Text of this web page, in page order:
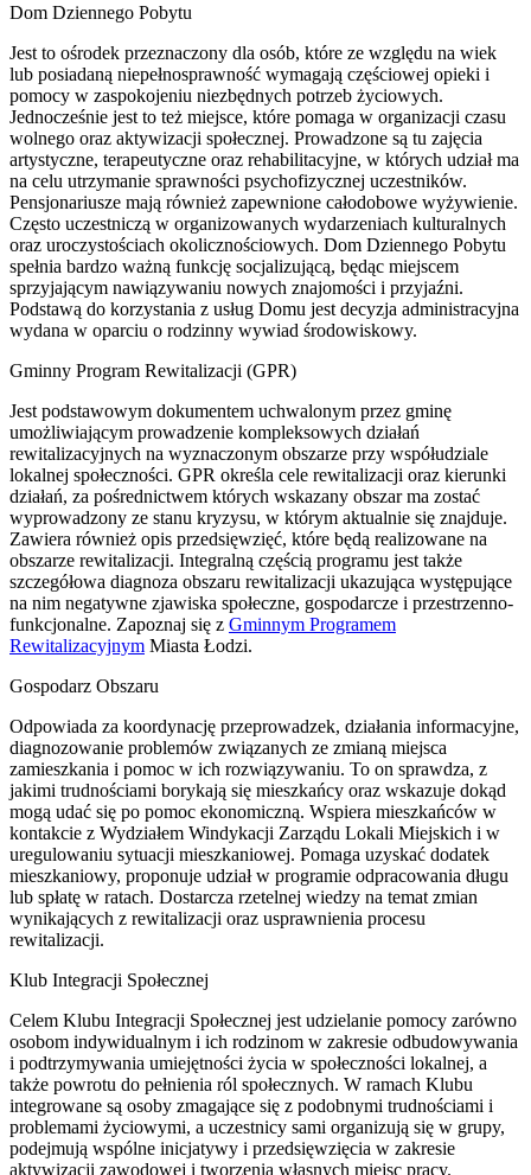
Dom Dziennego Pobytu
Jest to ośrodek przeznaczony dla osób, które ze względu na wiek
lub posiadaną niepełnosprawność wymagają częściowej opieki i
pomocy w zaspokojeniu niezbędnych potrzeb życiowych.
Jednocześnie jest to też miejsce, które pomaga w organizacji czasu
wolnego oraz aktywizacji społecznej. Prowadzone są tu zajęcia
artystyczne, terapeutyczne oraz rehabilitacyjne, w których udział ma
na celu utrzymanie sprawności psychofizycznej uczestników.
Pensjonariusze mają również zapewnione całodobowe wyżywienie.
Często uczestniczą w organizowanych wydarzeniach kulturalnych
oraz uroczystościach okolicznościowych. Dom Dziennego Pobytu
spełnia bardzo ważną funkcję socjalizującą, będąc miejscem
sprzyjającym nawiązywaniu nowych znajomości i przyjaźni.
Podstawą do korzystania z usług Domu jest decyzja administracyjna
wydana w oparciu o rodzinny wywiad środowiskowy.
Gminny Program Rewitalizacji (GPR)
Jest podstawowym dokumentem uchwalonym przez gminę
umożliwiającym prowadzenie kompleksowych działań
rewitalizacyjnych na wyznaczonym obszarze przy współudziale
lokalnej społeczności. GPR określa cele rewitalizacji oraz kierunki
działań, za pośrednictwem których wskazany obszar ma zostać
wyprowadzony ze stanu kryzysu, w którym aktualnie się znajduje.
Zawiera również opis przedsięwzięć, które będą realizowane na
obszarze rewitalizacji. Integralną częścią programu jest także
szczegółowa diagnoza obszaru rewitalizacji ukazująca występujące
na nim negatywne zjawiska społeczne, gospodarcze i przestrzenno-
funkcjonalne. Zapoznaj się z Gminnym Programem
Rewitalizacyjnym Miasta Łodzi.
Gospodarz Obszaru
Odpowiada za koordynację przeprowadzek, działania informacyjne,
diagnozowanie problemów związanych ze zmianą miejsca
zamieszkania i pomoc w ich rozwiązywaniu. To on sprawdza, z
jakimi trudnościami borykają się mieszkańcy oraz wskazuje dokąd
mogą udać się po pomoc ekonomiczną. Wspiera mieszkańców w
kontakcie z Wydziałem Windykacji Zarządu Lokali Miejskich i w
uregulowaniu sytuacji mieszkaniowej. Pomaga uzyskać dodatek
mieszkaniowy, proponuje udział w programie odpracowania długu
lub spłatę w ratach. Dostarcza rzetelnej wiedzy na temat zmian
wynikających z rewitalizacji oraz usprawnienia procesu
rewitalizacji.
Klub Integracji Społecznej
Celem Klubu Integracji Społecznej jest udzielanie pomocy zarówno
osobom indywidualnym i ich rodzinom w zakresie odbudowywania
i podtrzymywania umiejętności życia w społeczności lokalnej, a
także powrotu do pełnienia ról społecznych. W ramach Klubu
integrowane są osoby zmagające się z podobnymi trudnościami i
problemami życiowymi, a uczestnicy sami organizują się w grupy,
podejmują wspólne inicjatywy i przedsięwzięcia w zakresie
aktywizacji zawodowej i tworzenia własnych miejsc pracy.